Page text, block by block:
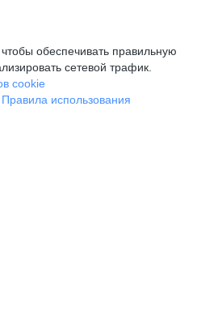
обеспечивать правильную
сетевой трафик.
cookie
Правила использования